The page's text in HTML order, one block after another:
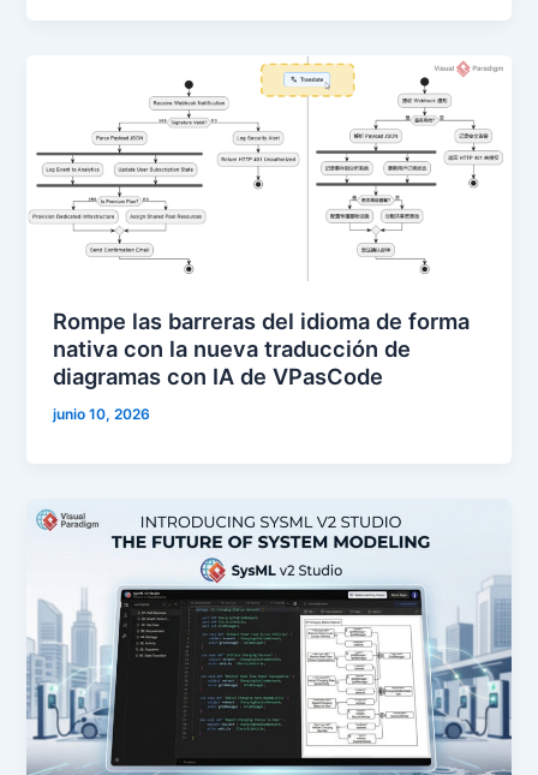
Rompe las barreras del idioma de forma
nativa con la nueva traducción de
diagramas con IA de VPasCode
junio 10, 2026